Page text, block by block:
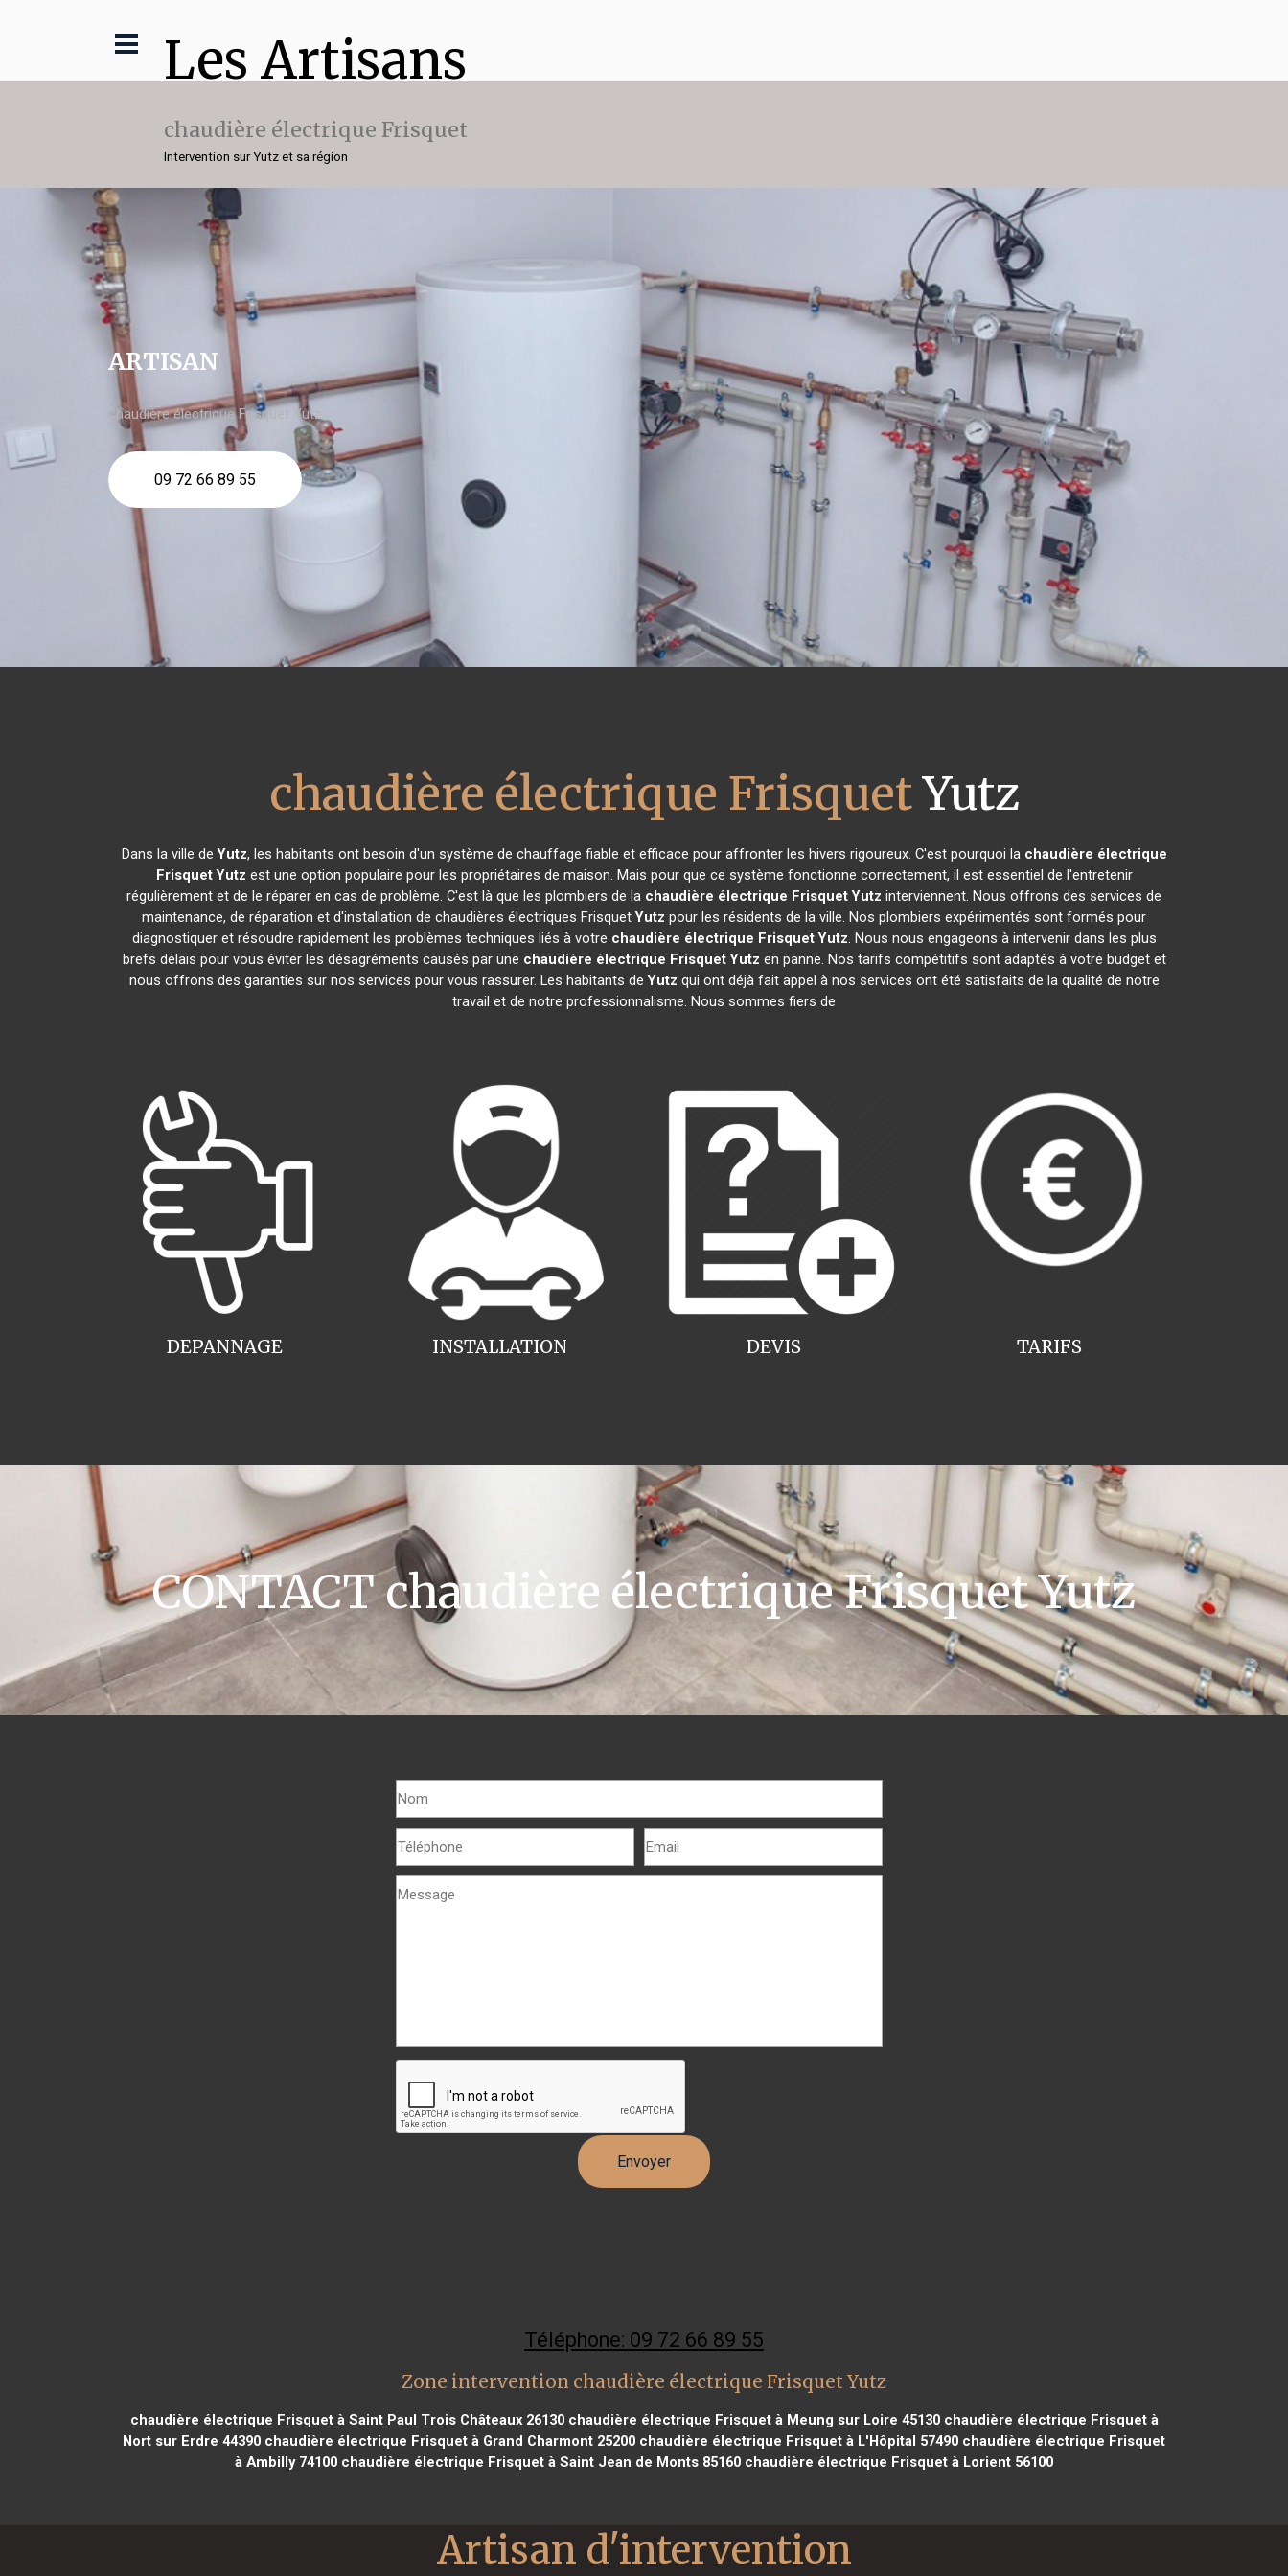
Les Artisans
chaudière électrique Frisquet
Intervention sur Yutz et sa région
ARTISAN
chaudière électrique Frisquet Yutz
09 72 66 89 55
chaudière électrique FrisquetYutz
Dans la ville deYutz, les habitants ont besoin d'un système de chauffage fiable et efficace pour affronter les hivers rigoureux. C'est pourquoi la chaudière électrique
Frisquet Yutz est une option populaire pour les propriétaires de maison. Mais pour que ce système fonctionne correctement, il est essentiel de l'entretenir
régulièrement et de le réparer en cas de problème. C'est là que les plombiers de la chaudière électrique Frisquet Yutz interviennent. Nous offrons des services de
maintenance, de réparation et d'installation de chaudières électriques FrisquetYutz pour les résidents de la ville. Nos plombiers expérimentés sont formés pour
diagnostiquer et résoudre rapidement les problèmes techniques liés à votre chaudière électrique Frisquet Yutz. Nous nous engageons à intervenir dans les plus
brefs délais pour vous éviter les désagréments causés par une chaudière électrique Frisquet Yutz en panne. Nos tarifs compétitifs sont adaptés à votre budget et
nous offrons des garanties sur nos services pour vous rassurer. Les habitants deYutz qui ont déjà fait appel à nos services ont été satisfaits de la qualité de notre
travail et de notre professionnalisme. Nous sommes fiers de
INSTALLATION
DEPANNAGE TARIFS
DEVIS
CONTACT chaudière électrique Frisquet Yutz
Téléphone: 09 72 66 89 55
Zone intervention chaudière électrique Frisquet Yutz
chaudière électrique Frisquet à Saint Paul Trois Châteaux 26130chaudière électrique Frisquet à Meung sur Loire 45130chaudière électrique Frisquet à
Nort sur Erdre 44390 chaudière électrique Frisquet à Grand Charmont 25200 chaudière électrique Frisquet à L'Hôpital 57490 chaudière électrique Frisquet
à Ambilly 74100 chaudière électrique Frisquet à Saint Jean de Monts 85160 chaudière électrique Frisquet à Lorient 56100
Artisan d'intervention